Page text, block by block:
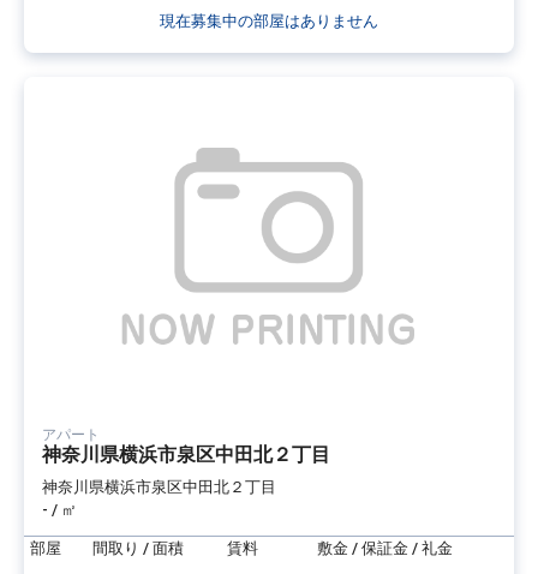
現在募集中の部屋はありません
アパート
神奈川県横浜市泉区中田北２丁目
神奈川県横浜市泉区中田北２丁目
- / ㎡
部屋 間取り / 面積 賃料 敷金 / 保証金 / 礼金